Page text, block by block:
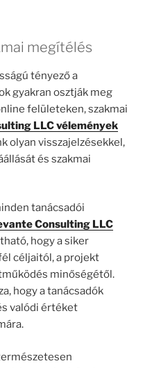
megítélés
tényező a
gyakran osztják meg
felületeken, szakmai
LLC vélemények
olyan visszajelzésekkel,
és szakmai
tanácsadói
Consulting LLC
hogy a siker
céljaitól, a projekt
minőségétől.
hogy a tanácsadók
valódi értéket